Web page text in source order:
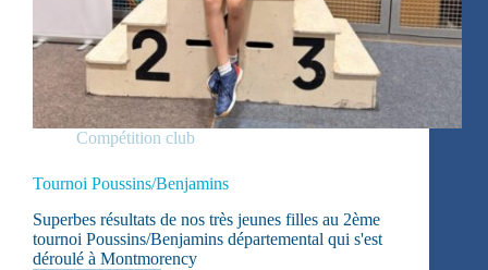
Compétition club
Tournoi Poussins/Benjamins
Superbes résultats de nos très jeunes filles au 2ème
tournoi Poussins/Benjamins départemental qui s'est
déroulé à Montmorency